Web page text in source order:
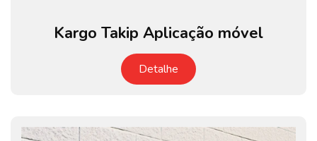
Kargo Takip Aplicação móvel
Detalhe